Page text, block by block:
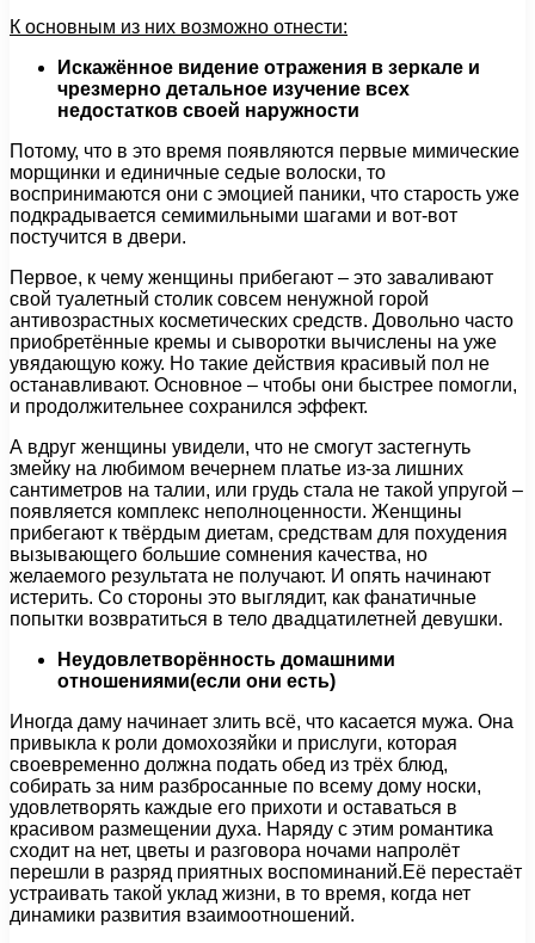
К основным из них возможно отнести:
Искажённое видение отражения в зеркале и
чрезмерно детальное изучение всех
недостатков своей наружности
Потому, что в это время появляются первые мимические
морщинки и единичные седые волоски, то
воспринимаются они с эмоцией паники, что старость уже
подкрадывается семимильными шагами и вот-вот
постучится в двери.
Первое, к чему женщины прибегают – это заваливают
свой туалетный столик совсем ненужной горой
антивозрастных косметических средств. Довольно часто
приобретённые кремы и сыворотки вычислены на уже
увядающую кожу. Но такие действия красивый пол не
останавливают. Основное – чтобы они быстрее помогли,
и продолжительнее сохранился эффект.
А вдруг женщины увидели, что не смогут застегнуть
змейку на любимом вечернем платье из-за лишних
сантиметров на талии, или грудь стала не такой упругой –
появляется комплекс неполноценности. Женщины
прибегают к твёрдым диетам, средствам для похудения
вызывающего большие сомнения качества, но
желаемого результата не получают. И опять начинают
истерить. Со стороны это выглядит, как фанатичные
попытки возвратиться в тело двадцатилетней девушки.
Неудовлетворённость домашними
отношениями(если они есть)
Иногда даму начинает злить всё, что касается мужа. Она
привыкла к роли домохозяйки и прислуги, которая
своевременно должна подать обед из трёх блюд,
собирать за ним разбросанные по всему дому носки,
удовлетворять каждые его прихоти и оставаться в
красивом размещении духа. Наряду с этим романтика
сходит на нет, цветы и разговора ночами напролёт
перешли в разряд приятных воспоминаний.Её перестаёт
устраивать такой уклад жизни, в то время, когда нет
динамики развития взаимоотношений.